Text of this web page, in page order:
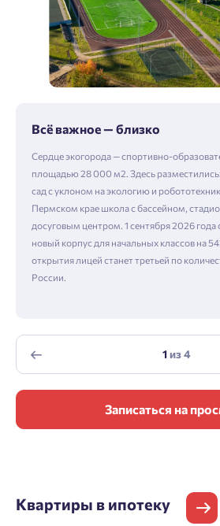
Всё важное — близко
Сердце экогорода — спортивно-
площадью 28 000 м2. Здесь
сад с уклоном на экологию и
Пермском крае школа с бассейном,
досуговым центром. 1 сентября 2026 года
новый корпус для начальных классов на
открытия лицей станет третьей по
России.
1из4
Записаться на
Квартиры в ипотеку